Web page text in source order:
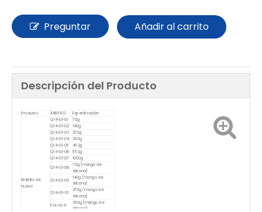
Preguntar Añadir al carrito
Descripción del Producto
Producto ÁRBITRO Especificación
Martillo de
hueso
Q14-01-01 70g
Q14-01-02 140g
Q14-01-03
270g
Q14-01-04
350g
Q14-01-05
450g
Q14-01-06
550g
Q14-01-07
1000g
Q14-01-08
70g (mango de
silicona)
Q14-01-09
140g (mango de
silicona)
Q14-01-10
270g (mango de
silicona)
P14-01-11
350g (mango de
silicona)